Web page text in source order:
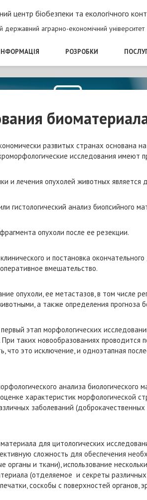
центр біобезпеки та екологічного
державний аграрно-економічний університет
РОЗРОБКИ
развитых странах основана
исследования имеют
лечения опухолей животных является
гистологический анализ биопсийного
опухоли после ее резекции.
и постановка окончательного
вмешательство.
опухоли, ее метастазов, в том числе
а также определения прогноза
этап морфологических
таких новообразованиях проводится
что это исключение, и одноэтапная
анализа биологического
характеристик морфологической
заболеваний
для цитологических
сложность для обеспечения
и ткани), использование
(отделяемое и секреты
соскобы с поверхностей органов,